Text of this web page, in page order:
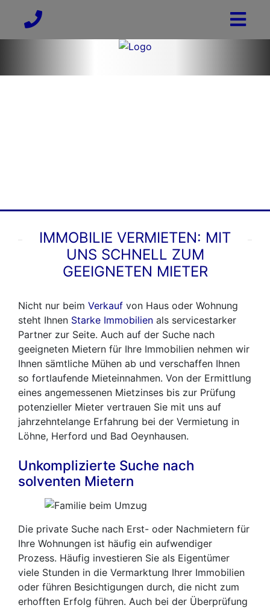
IMMOBILIE VERMIETEN: MIT
UNS SCHNELL ZUM
GEEIGNETEN MIETER
Nicht nur beim Verkauf von Haus oder Wohnung
steht Ihnen Starke Immobilien als servicestarker
Partner zur Seite. Auch auf der Suche nach
geeigneten Mietern für Ihre Immobilien nehmen wir
Ihnen sämtliche Mühen ab und verschaffen Ihnen
so fortlaufende Mieteinnahmen. Von der Ermittlung
eines angemessenen Mietzinses bis zur Prüfung
potenzieller Mieter vertrauen Sie mit uns auf
jahrzehntelange Erfahrung bei der Vermietung in
Löhne, Herford und Bad Oeynhausen.
Unkomplizierte Suche nach
solventen Mietern
Die private Suche nach Erst- oder Nachmietern für
Ihre Wohnungen ist häufig ein aufwendiger
Prozess. Häufig investieren Sie als Eigentümer
viele Stunden in die Vermarktung Ihrer Immobilien
oder führen Besichtigungen durch, die nicht zum
erhofften Erfolg führen. Auch bei der Überprüfung